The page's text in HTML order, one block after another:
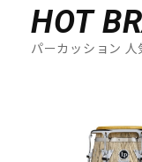
HOT
パーカッション 人